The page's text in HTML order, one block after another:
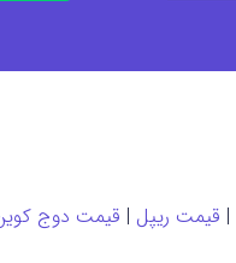
| قیمت ریپل | قیمت دوج